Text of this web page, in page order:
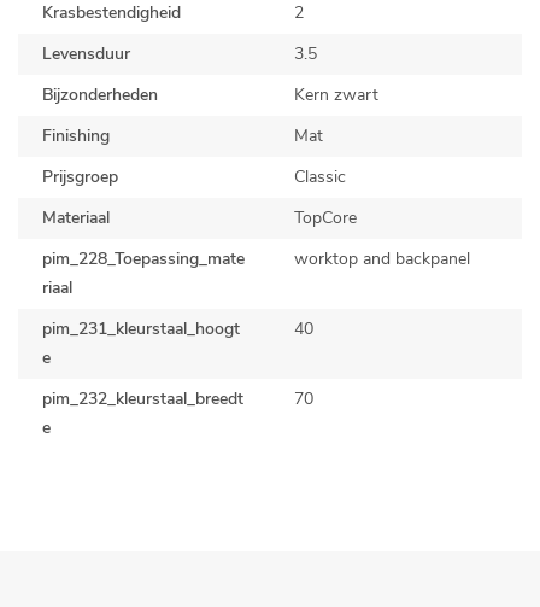
Krasbestendigheid
2
Levensduur
3.5
Bijzonderheden
Kern zwart
Finishing
Mat
Prijsgroep
Classic
Materiaal
TopCore
pim_228_Toepassing_mate
riaal
worktop and backpanel
pim_231_kleurstaal_hoogt
e
40
pim_232_kleurstaal_breedt
e
70